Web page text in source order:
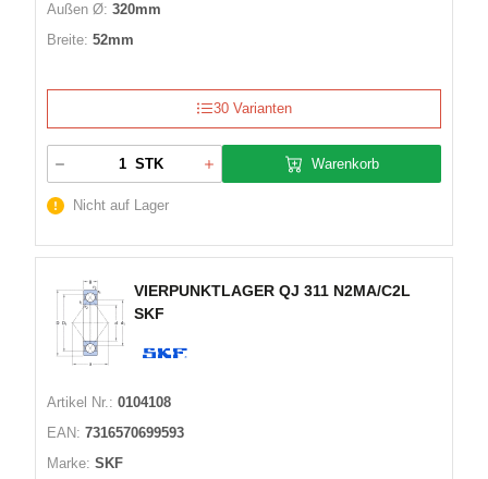
Außen Ø: 320mm
Breite: 52mm
30 Varianten
STK Warenkorb
Nicht auf Lager
VIERPUNKTLAGER QJ 311 N2MA/C2L
SKF
Artikel Nr.: 0104108
EAN: 7316570699593
Marke: SKF